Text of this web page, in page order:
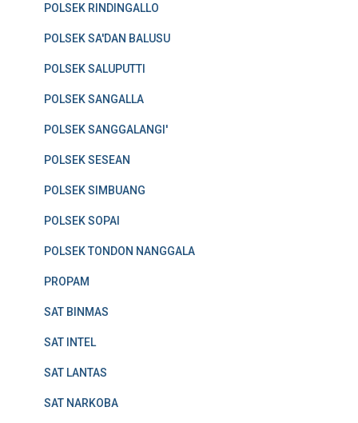
POLSEK RINDINGALLO
POLSEK SA'DAN BALUSU
POLSEK SALUPUTTI
POLSEK SANGALLA
POLSEK SANGGALANGI'
POLSEK SESEAN
POLSEK SIMBUANG
POLSEK SOPAI
POLSEK TONDON NANGGALA
PROPAM
SAT BINMAS
SAT INTEL
SAT LANTAS
SAT NARKOBA